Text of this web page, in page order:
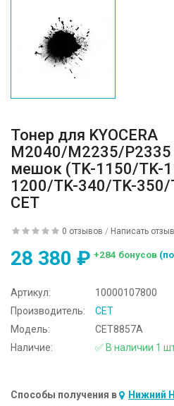
Тонер для KYOCERA
M2040/M2235/P2335
мешок (TK-1150/TK-
1200/TK-340/TK-
CET
0 отзывов / Написать отзыв
28 380 ₽ +284 бонусов
Артикул:
10000107800
Производитель:
CET
Модель:
CET8857A
Наличие:
✅ В наличии 1
Способы получения в Нижний